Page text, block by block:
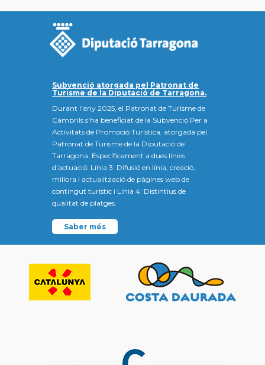
Subvenció atorgada pel Patronat de
Turisme de la Diputació de Tarragona.
Durant l'any 2025, el Patronat de Turisme de
Cambrils s'ha beneficiat de la Subvenció Per a
Activitats de Promoció Turística, atorgada pel
Patronat de Turisme de la Diputació de
Tarragona. Específicament a dues línies
d'actuació: Línia 3: Difusió en línia, creació,
millora i actualització de pàgines web de
contingut turístic i Línia 4: Distintius de
qualitat de platges.
Saber més